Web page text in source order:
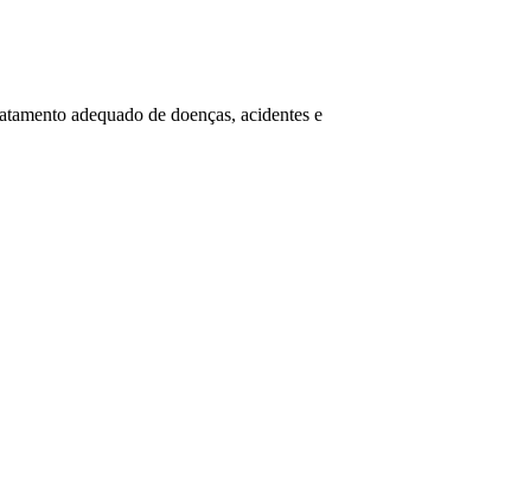
adequado de doenças, acidentes e